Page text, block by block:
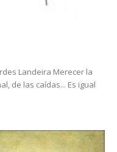
Landeira Merecer la
de las caídas... Es igual